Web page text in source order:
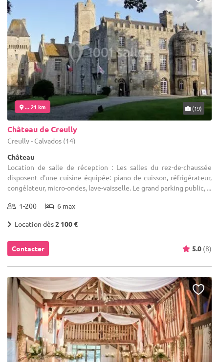
... 21 km (19)
Château de Creully
Creully - Calvados (14)
Château
Location de salle de réception : Les salles du rez-de-chaussée
disposent d'une cuisine équipée: piano de cuisson, réfrigérateur,
congélateur, micro-ondes, lave-vaisselle. Le grand parking public, ...
1-200 6 max
Location dès2 100 €
Contacter 5.0 (8)